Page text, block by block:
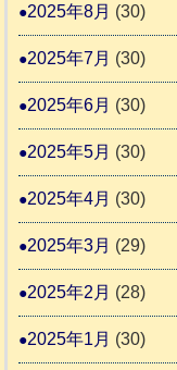
2025年8月 (30)
2025年7月 (30)
2025年6月 (30)
2025年5月 (30)
2025年4月 (30)
2025年3月 (29)
2025年2月 (28)
2025年1月 (30)